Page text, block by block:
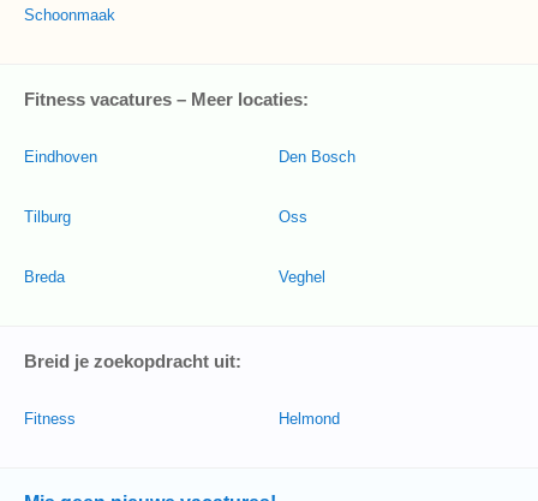
Schoonmaak
Fitness vacatures – Meer locaties:
Eindhoven
Tilburg
Breda
Den Bosch
Oss
Veghel
Breid je zoekopdracht uit:
Fitness Helmond